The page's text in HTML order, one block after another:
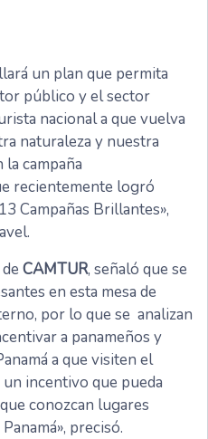
un plan que permita
público y el sector
nacional a que vuelva
naturaleza y nuestra
campaña
recientemente logró
Campañas Brillantes»,
CAMTUR, señaló que se
en esta mesa de
por lo que se analizan
a panameños y
a que visiten el
incentivo que pueda
conozcan lugares
precisó.